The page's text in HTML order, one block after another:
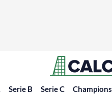
Serie B Serie C Champions